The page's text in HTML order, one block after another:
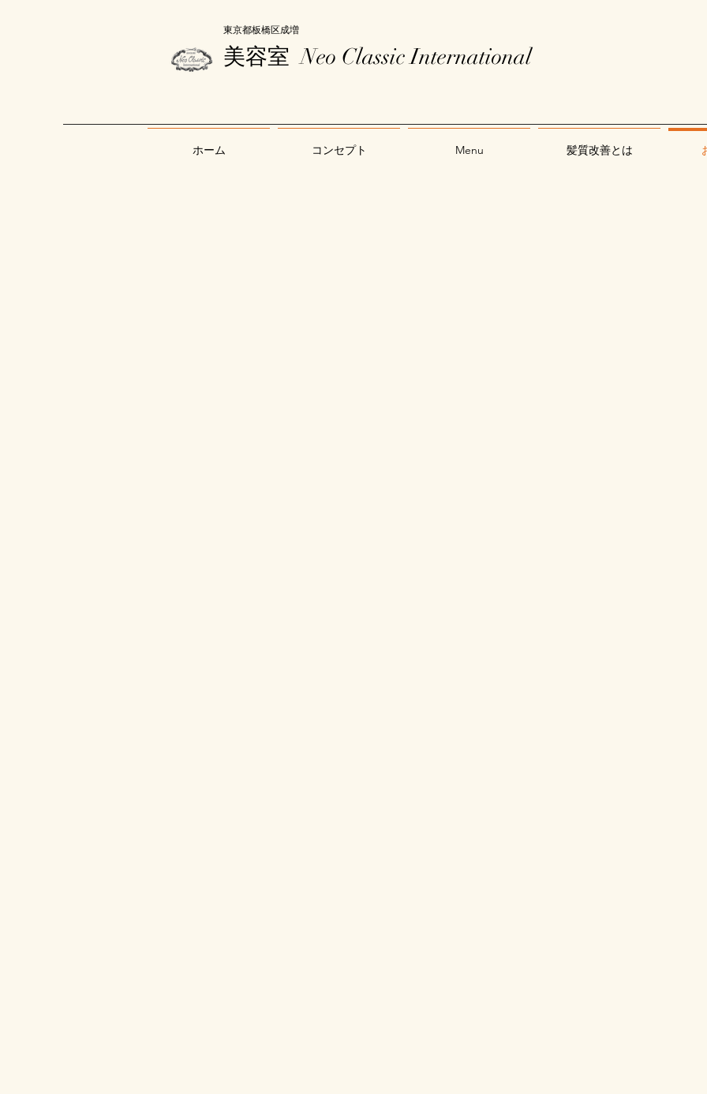
東京都板橋区成増
美容室Neo Classic International
ホーム コンセプト Menu 髪質改善とは